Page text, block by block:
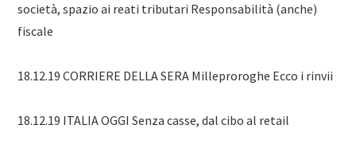
società, spazio ai reati tributari Responsabilità (anche)
fiscale
18.12.19 CORRIERE DELLA SERA Milleproroghe Ecco i rinvii
18.12.19 ITALIA OGGI Senza casse, dal cibo al retail